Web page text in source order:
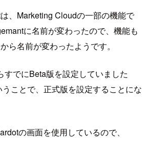
、Marketing Cloudの一部の機能で
に名前が変わったので、機能も
ら名前が変わったようです。
すでにBeta版を設定していました
ことで、正式版を設定することにな
の画面を使用しているので、